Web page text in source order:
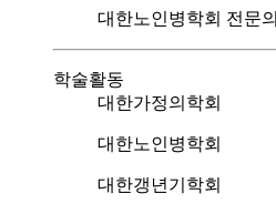
대한노인병학회 전문의
학술활동
대한가정의학회
대한노인병학회
대한갱년기학회